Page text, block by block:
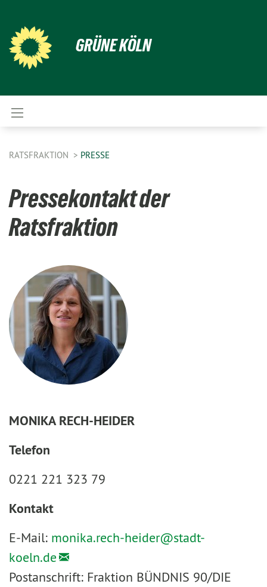
GRÜNE KÖLN
RATSFRAKTION PRESSE
Pressekontakt der
Ratsfraktion
MONIKA RECH-HEIDER
Telefon
0221 221 323 79
Kontakt
E-Mail: monika.rech-heider@stadt-
koeln.de
Postanschrift: Fraktion BÜNDNIS 90/DIE